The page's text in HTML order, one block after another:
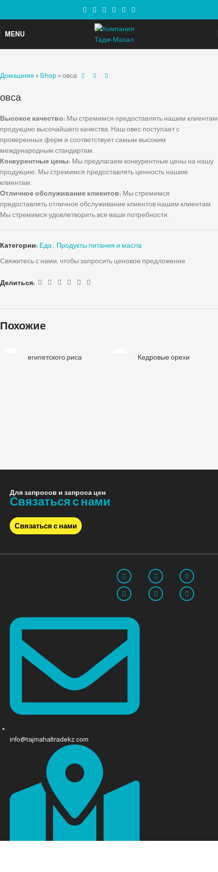
MENU
Домашняя »Shop »овса
овса
Высокое качество: Мы стремимся предоставлять нашим клиентам
продукцию высочайшего качества. Наш овес поступает с
проверенных ферм и соответствует самым высоким
международным стандартам.
Конкурентные цены: Мы предлагаем конкурентные цены на нашу
продукцию. Мы стремимся предоставлять ценность нашим
клиентам.
Отличное обслуживание клиентов: Мы стремимся
предоставлять отличное обслуживание клиентов нашим клиентам.
Мы стремимся удовлетворить все ваши потребности.
Категории: Еда, Продукты питания и масла
Свяжитесь с нами, чтобы запросить ценовое предложение
Делиться:
Похожие
египетского риса Кедровые орехи
Для запросов и запроса цен
Связаться с нами
Связаться с нами
info@tajmahaltradekz.com